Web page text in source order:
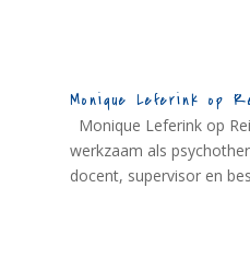
Monique Leferink op
Monique Leferink op
werkzaam als
docent, supervisor en